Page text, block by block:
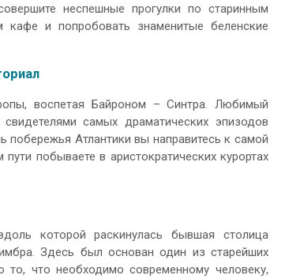
неспешные прогулки по старинным
и попробовать знаменитые беленские
воспетая Байроном – Синтра. Любимый
самых драматических эпизодов
Атлантики вы направитесь к самой
побываете в аристократических курортах
которой раскинулась бывшая столица
Здесь был основан один из старейших
то, что необходимо современному человеку,